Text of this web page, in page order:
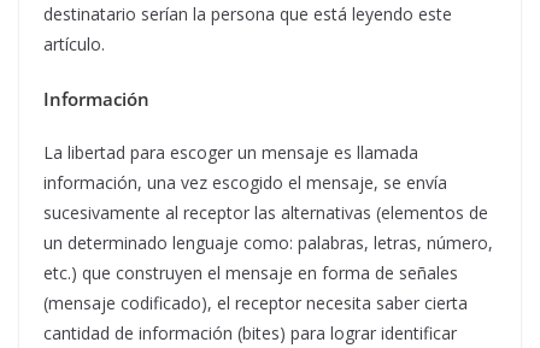
destinatario serían la persona que está leyendo este
artículo.
Información
La libertad para escoger un mensaje es llamada
información, una vez escogido el mensaje, se envía
sucesivamente al receptor las alternativas (elementos de
un determinado lenguaje como: palabras, letras, número,
etc.) que construyen el mensaje en forma de señales
(mensaje codificado), el receptor necesita saber cierta
cantidad de información (bites) para lograr identificar